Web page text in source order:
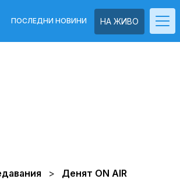
НА ЖИВО
ПОСЛЕДНИ НОВИНИ
Денят ON AIR